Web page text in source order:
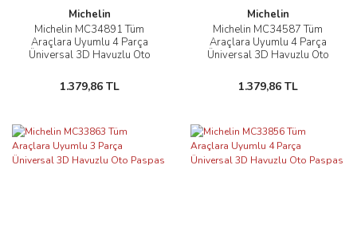
Michelin
Michelin MC34891 Tüm
Araçlara Uyumlu 4 Parça
Üniversal 3D Havuzlu Oto
1.379,86 TL
Michelin
Michelin MC34587 Tüm
Araçlara Uyumlu 4 Parça
Üniversal 3D Havuzlu Oto
1.379,86 TL